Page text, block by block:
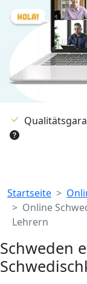
Startseite
Online
Lehrern
Schweden